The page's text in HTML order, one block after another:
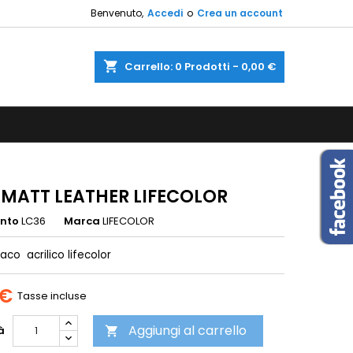
Benvenuto, Accedi o Crea un account
shopping_cart Carrello: 0 Prodotti - 0,00 €
LEATHER LIFECOLOR
LC36 Marca LIFECOLOR
acrilico lifecolor
Tasse incluse
 Aggiungi al carrello